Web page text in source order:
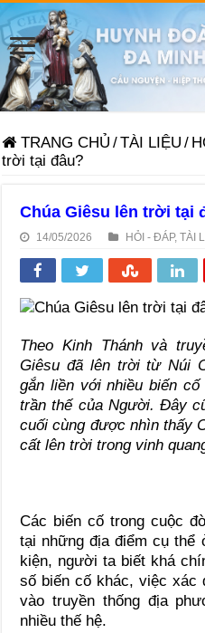
TRANG CHỦ /TÀI LIỆU /
trời tại đâu?
Chúa Giêsu lên trời tại
14/05/2026 HỎI - ĐÁP,TÀI
Theo Kinh Thánh và
Giêsu đã lên trời từ Núi
gắn liền với nhiều biến
trần thế của Người. Đây
cuối cùng được nhìn thấy
cất lên trời trong vinh
Các biến cố trong cuộc
tại những địa điểm cụ
kiện, người ta biết khá
số biến cố khác, việc xác
vào truyền thống địa
nhiều thế hệ.